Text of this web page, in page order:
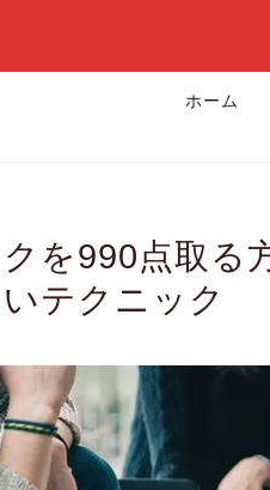
ホーム
クを990点取る
テクニック